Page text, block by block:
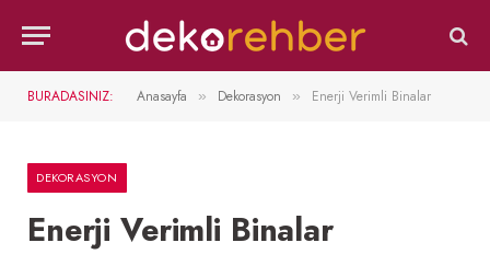
BURADASINIZ: Anasayfa » Dekorasyon » Enerji Verimli Binalar
DEKORASYON
Enerji Verimli Binalar